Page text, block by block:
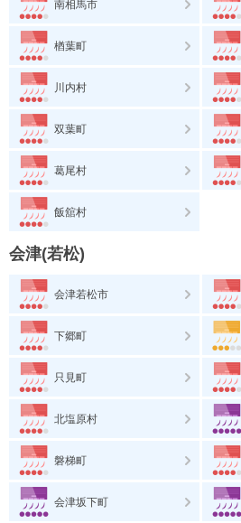
南相馬市
楢葉町
川内村
双葉町
葛尾村
飯舘村
会津(若松)
会津若松市
下郷町
只見町
北塩原村
磐梯町
会津坂下町